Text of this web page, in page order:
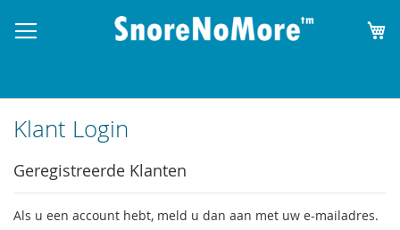
Klant Login
Geregistreerde Klanten
Als u een account hebt, meld u dan aan met uw e-mailadres.